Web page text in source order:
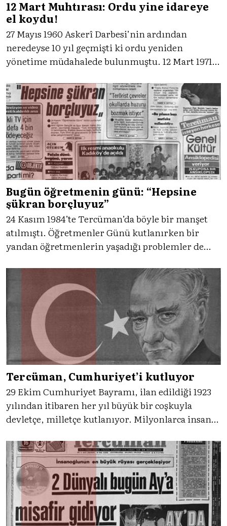
12 Mart Muhtırası: Ordu yine idareye
el koydu!
27 Mayıs 1960 Askerî Darbesi’nin ardından
neredeyse 10 yıl geçmişti ki ordu yeniden
yönetime müdahalede bulunmuştu. 12 Mart 1971
olaylarından biriydi. Muhtıranın ilk günlerine
gelin Tercüman’ın tanıklığıyla birlikte bakalım.
Bugün öğretmenin günü: “Hepsine
şükran borçluyuz”
24 Kasım 1984’te Tercüman’da böyle bir manşet
atılmıştı. Öğretmenler Günü kutlanırken bir
yandan öğretmenlerin yaşadığı problemler de
kutlamalarda “Vah benim öğretmenim!” manşeti
öne çıkacaktı. 80’lı yıllara dair çerçeveyi bize
Tercüman sunuyordu.
Tercüman, Cumhuriyet’i kutluyor
29 Ekim Cumhuriyet Bayramı, ilan edildiği 1923
yılından itibaren her yıl büyük bir coşkuyla
devletçe, milletçe kutlanıyor. Milyonlarca insanın
eşliğinde şahit oluyoruz.